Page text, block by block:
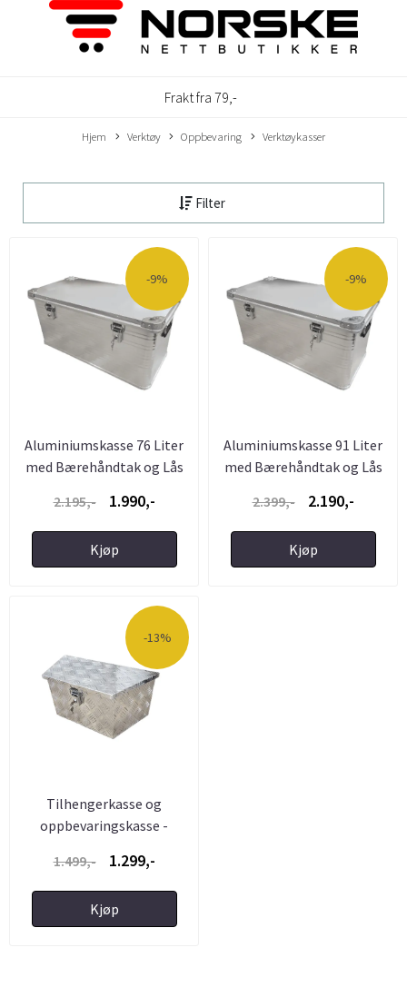
Frakt fra 79,-
Hjem Verktøy Oppbevaring Verktøykasser
Filter
-9%
Aluminiumskasse 76 Liter
med Bærehåndtak og Lås
2.195,-
1.990,-
Kjøp
-9%
Aluminiumskasse 91 Liter
med Bærehåndtak og Lås
2.399,-
2.190,-
Kjøp
-13%
Tilhengerkasse og
oppbevaringskasse -
1.499,- 1.299,-
Kjøp